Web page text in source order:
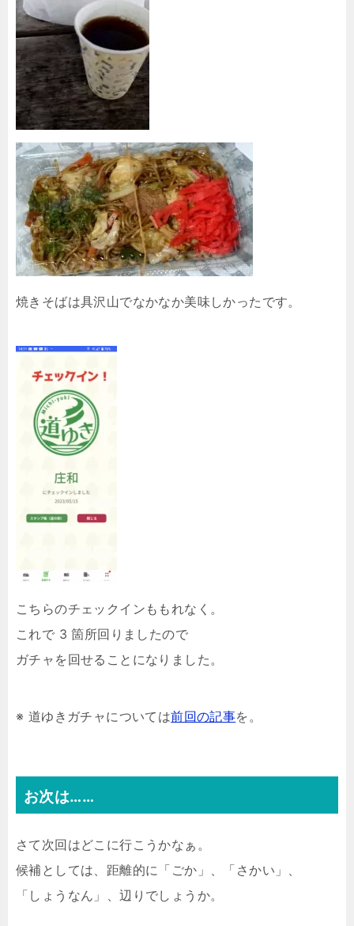
焼きそばは具沢山でなかなか美味しかったです。
こちらのチェックインももれなく。
これで 3 箇所回りましたので
ガチャを回せることになりました。
※ 道ゆきガチャについては前回の記事を。
お次は……
さて次回はどこに行こうかなぁ。
候補としては、距離的に「ごか」、「さかい」、
「しょうなん」、辺りでしょうか。